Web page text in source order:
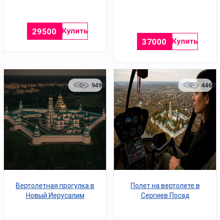
29500 Купить
37000 Купить
9493
Вертолетная прогулка в
Новый Иерусалим
4467
Полет на вертолете в
Сергиев Посад